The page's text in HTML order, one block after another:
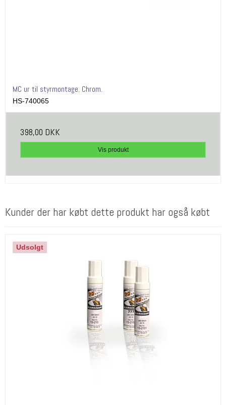
MC ur til styrmontage. Chrom.
HS-740065
398,00 DKK
Vis produkt
Kunder der har købt dette produkt har også købt
Udsolgt